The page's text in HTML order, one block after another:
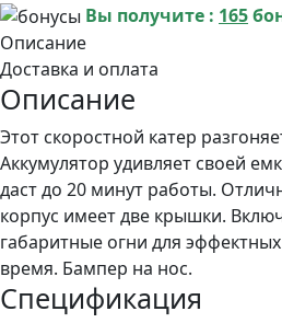
Вы получите : 165
Описание
Доставка и оплата
Описание
Этот скоростной катер
Аккумулятор удивляет своей
даст до 20 минут работы.
корпус имеет две крышки.
габаритные огни для
время. Бампер на нос.
Спецификация